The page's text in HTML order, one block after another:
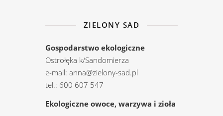
ZIELONY SAD
Gospodarstwo ekologiczne
Ostrołęka k/Sandomierza
e-mail: anna@zielony-sad.pl
tel.: 600 607 547
Ekologiczne owoce, warzywa i zioła